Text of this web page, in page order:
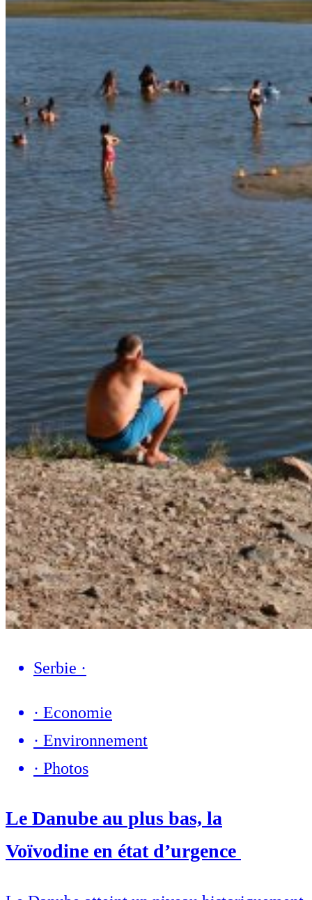
Serbie ·
· Economie
· Environnement
· Photos
Le Danube au plus bas, la
Voïvodine en état d’urgence